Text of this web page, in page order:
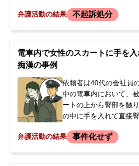
た。事件から約4か月後
ありました。翌日に出
どう対応すればよいか
た点に大きな不安を感
談に来られました。
弁護活動の結果 不起訴処分
電車内で女性のスカートに手を
痴漢の事例
依頼者は40代の会社員
中の電車内において、
ートの上から臀部を触
の中に手を入れて直接
が発覚し、駅員室を経
弁護活動の結果 事件化せず